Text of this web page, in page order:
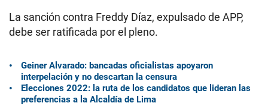
La sanción contra Freddy Díaz, expulsado de APP,
debe ser ratificada por el pleno.
Geiner Alvarado: bancadas oficialistas apoyaron
interpelación y no descartan la censura
Elecciones 2022: la ruta de los candidatos que lideran las
preferencias a la Alcaldía de Lima